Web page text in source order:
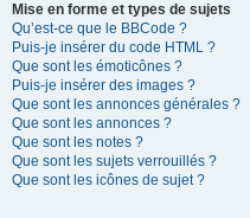
Mise en forme et types de sujets
Qu’est-ce que le BBCode ?
Puis-je insérer du code HTML ?
Que sont les émoticônes ?
Puis-je insérer des images ?
Que sont les annonces générales ?
Que sont les annonces ?
Que sont les notes ?
Que sont les sujets verrouillés ?
Que sont les icônes de sujet ?